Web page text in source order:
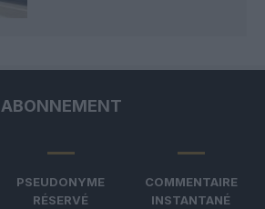
ABONNEMENT
PSEUDONYME
RÉSERVÉ
COMMENTAIRE
INSTANTANÉ